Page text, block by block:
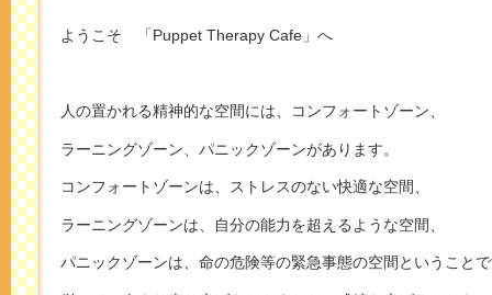
ようこそ 「Puppet Therapy Cafe」へ
人の置かれる精神的な空間には、コンフォートゾーン、
ラーニングゾーン、パニックゾーンがあります。
コンフォートゾーンは、ストレスのない快適な空間、
ラーニングゾーンは、自分の能力を超えるような空間、
パニックゾーンは、命の危険等の緊急事態の空間ということ